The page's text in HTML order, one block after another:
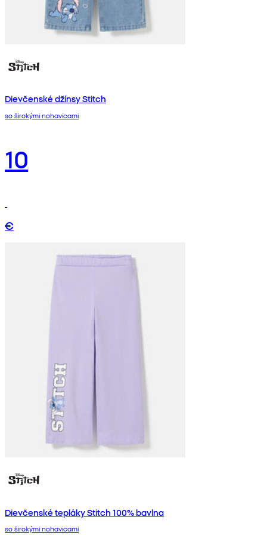
Dievčenské džínsy Stitch
so širokými nohavicami
10
€
Dievčenské tepláky Stitch 100% bavlna
so širokými nohavicami